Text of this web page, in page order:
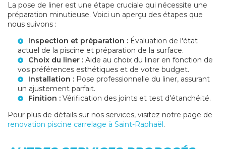
La pose de liner est une étape cruciale qui nécessite une
préparation minutieuse. Voici un aperçu des étapes que
nous suivons :
Inspection et préparation : Évaluation de l'état
actuel de la piscine et préparation de la surface.
Choix du liner : Aide au choix du liner en fonction de
vos préférences esthétiques et de votre budget.
Installation : Pose professionnelle du liner, assurant
un ajustement parfait.
Finition : Vérification des joints et test d'étanchéité.
Pour plus de détails sur nos services, visitez notre page de
renovation piscine carrelage à Saint-Raphaël.